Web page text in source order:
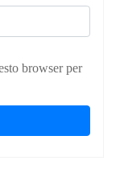
browser per